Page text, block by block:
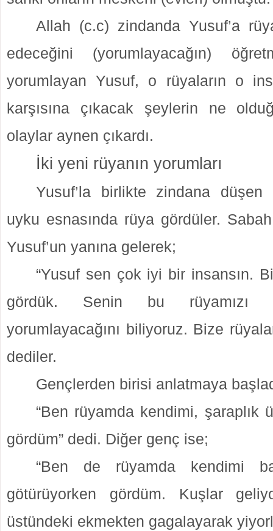
Allah (c.c) zindanda Yusuf’a
edeceğini (yorumlayacağın)
yorumlayan Yusuf, o rüyaların o
karşısına çıkacak şeylerin ne
olaylar aynen çıkardı.
İki yeni rüyanın yorumları
Yusuf’la birlikte zindana
uyku esnasında rüya gördüler. Sabah
Yusuf’un yanına gelerek;
“Yusuf sen çok iyi bir insansın.
gördük. Senin bu rüyamızı
yorumlayacağını biliyoruz. Bize
dediler.
Gençlerden birisi anlatmaya
“Ben rüyamda kendimi, şaraplık
gördüm” dedi. Diğer genç ise;
“Ben de rüyamda kendimi
götürüyorken gördüm. Kuşlar
üstündeki ekmekten gagalayarak